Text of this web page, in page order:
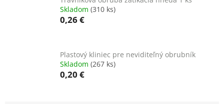
Skladom (310 ks)
0,26 €
Plastový kliniec pre neviditeľný obrubník
Skladom (267 ks)
0,20 €